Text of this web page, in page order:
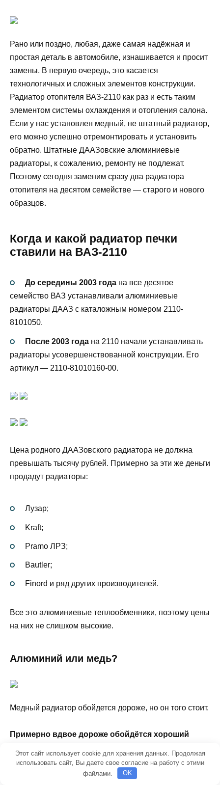
Рано или поздно, любая, даже самая надёжная и
простая деталь в автомобиле, изнашивается и просит
замены. В первую очередь, это касается
технологичных и сложных элементов конструкции.
Радиатор отопителя ВАЗ-2110 как раз и есть таким
элементом системы охлаждения и отопления салона.
Если у нас установлен медный, не штатный радиатор,
его можно успешно отремонтировать и установить
обратно. Штатные ДААЗовские алюминиевые
радиаторы, к сожалению, ремонту не подлежат.
Поэтому сегодня заменим сразу два радиатора
отопителя на десятом семействе — старого и нового
образцов.
Когда и какой радиатор печки
ставили на ВАЗ-2110
До середины 2003 годана все десятое
семейство ВАЗ устанавливали алюминиевые
радиаторы ДААЗ с каталожным номером 2110-
8101050.
После 2003 годана 2110 начали устанавливать
радиаторы усовершенствованной конструкции. Его
артикул — 2110-81010160-00.
Цена родного ДААЗовского радиатора не должна
превышать тысячу рублей. Примерно за эти же деньги
продадут радиаторы:
Лузар;
Kraft;
Pramo ЛРЗ;
Bautler;
Finord и ряд других производителей.
Все это алюминиевые теплообменники, поэтому цены
на них не слишком высокие.
Алюминий или медь?
Медный радиатор обойдется дороже, но он того стоит.
Примерно вдвое дороже обойдётся хороший
теплоотдача меди выше, во-вторых, у медного
радиатора высокая тепловая инерция (долго
Этот сайт использует cookie для хранения данных. Продолжая
использовать сайт, Вы даете свое согласие на работу с этими
файлами.
OK